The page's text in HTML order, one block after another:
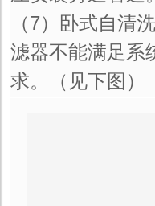
（7）卧式自清
滤器不能满足系
求。（见下图）